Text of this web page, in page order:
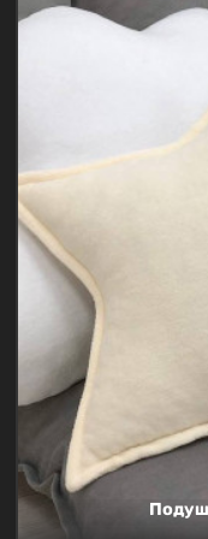
перші..